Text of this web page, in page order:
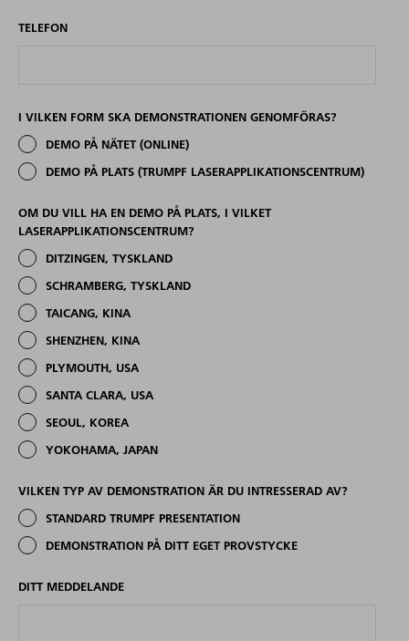
TELEFON
I VILKEN FORM SKA DEMONSTRATIONEN GENOMFÖRAS?
DEMO PÅ NÄTET (ONLINE)
DEMO PÅ PLATS (TRUMPF LASERAPPLIKATIONSCENTRUM)
OM DU VILL HA EN DEMO PÅ PLATS, I VILKET
LASERAPPLIKATIONSCENTRUM?
DITZINGEN, TYSKLAND
SCHRAMBERG, TYSKLAND
TAICANG, KINA
SHENZHEN, KINA
PLYMOUTH, USA
SANTA CLARA, USA
SEOUL, KOREA
YOKOHAMA, JAPAN
VILKEN TYP AV DEMONSTRATION ÄR DU INTRESSERAD AV?
STANDARD TRUMPF PRESENTATION
DEMONSTRATION PÅ DITT EGET PROVSTYCKE
DITT MEDDELANDE